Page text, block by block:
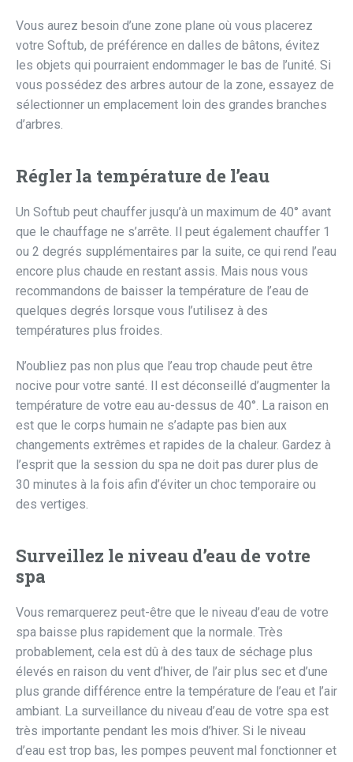
Vous aurez besoin d’une zone plane où vous placerez
votre Softub, de préférence en dalles de bâtons, évitez
les objets qui pourraient endommager le bas de l’unité. Si
vous possédez des arbres autour de la zone, essayez de
sélectionner un emplacement loin des grandes branches
d’arbres.
Régler la température de l’eau
Un Softub peut chauffer jusqu’à un maximum de 40° avant
que le chauffage ne s’arrête. Il peut également chauffer 1
ou 2 degrés supplémentaires par la suite, ce qui rend l’eau
encore plus chaude en restant assis. Mais nous vous
recommandons de baisser la température de l’eau de
quelques degrés lorsque vous l’utilisez à des
températures plus froides.
N’oubliez pas non plus que l’eau trop chaude peut être
nocive pour votre santé. Il est déconseillé d’augmenter la
température de votre eau au-dessus de 40°. La raison en
est que le corps humain ne s’adapte pas bien aux
changements extrêmes et rapides de la chaleur. Gardez à
l’esprit que la session du spa ne doit pas durer plus de
30 minutes à la fois afin d’éviter un choc temporaire ou
des vertiges.
Surveillez le niveau d’eau de votre
spa
Vous remarquerez peut-être que le niveau d’eau de votre
spa baisse plus rapidement que la normale. Très
probablement, cela est dû à des taux de séchage plus
élevés en raison du vent d’hiver, de l’air plus sec et d’une
plus grande différence entre la température de l’eau et l’air
ambiant. La surveillance du niveau d’eau de votre spa est
très importante pendant les mois d’hiver. Si le niveau
d’eau est trop bas, les pompes peuvent mal fonctionner et